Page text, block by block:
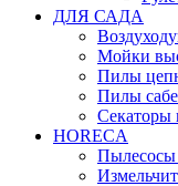
ДЛЯ САДА
Мойки
Пилы
Пилы
Секаторы
HORECA
Пылесосы